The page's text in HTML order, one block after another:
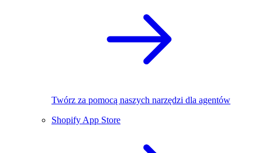
Twórz za pomocą naszych narzędzi dla agentów
Shopify App Store